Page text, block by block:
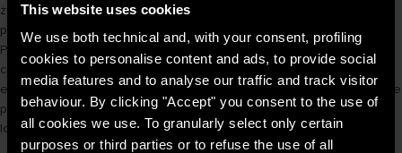
This website uses cookies
We use both technical and, with your consent, profiling
cookies to personalise content and ads, to provide social
media features and to analyse our traffic and track visitor
behaviour. By clicking "Accept" you consent to the use of
all cookies we use. To granularly select only certain
purposes or third parties or to refuse the use of all
żywotność, ale mają także wady, do których należą: wysoki koszt
początkowy i zależność efektywności od warunków pogodowych.
Przy wyborze pompy ciepła ważne jest uwzględnienie rodzaju źródła
ciepła, efektywności energetycznej, mocy grzewczej oraz kosztów
eksploatacji. Decyzja o instalacji pompy ciepła powinna być dokładnie
przemyślana, z uwzględnieniem indywidualnych potrzeb i warunków
lokalnych.